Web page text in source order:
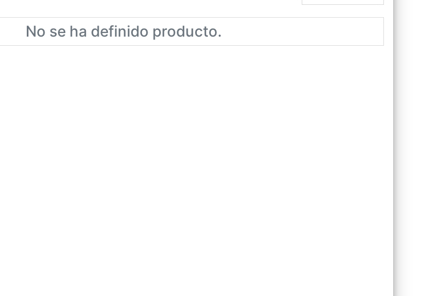
No se ha definido producto.